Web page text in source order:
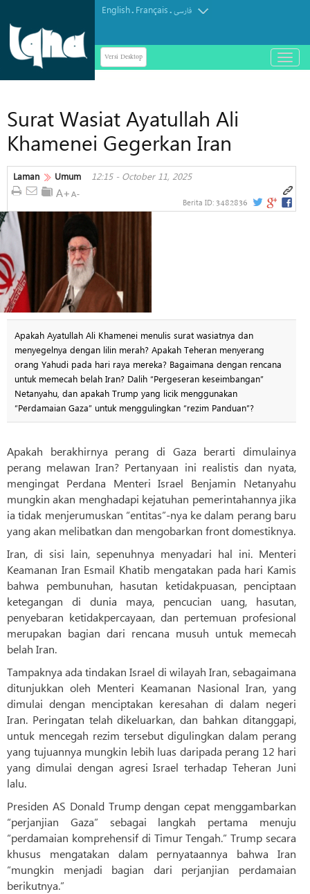
English. Français.فارسی
Versi Desktop
باز
و
Surat Wasiat Ayatullah Ali
Khamenei Gegerkan Iran
Laman Umum 12:15 - October 11, 2025
Berita ID: 3482836
Apakah Ayatullah Ali Khamenei menulis surat wasiatnya dan
menyegelnya dengan lilin merah? Apakah Teheran menyerang
orang Yahudi pada hari raya mereka? Bagaimana dengan rencana
untuk memecah belah Iran? Dalih “Pergeseran keseimbangan”
Netanyahu, dan apakah Trump yang licik menggunakan
“Perdamaian Gaza” untuk menggulingkan “rezim Panduan”?
Apakah berakhirnya perang di Gaza berarti dimulainya
perang melawan Iran? Pertanyaan ini realistis dan nyata,
mengingat Perdana Menteri Israel Benjamin Netanyahu
mungkin akan menghadapi kejatuhan pemerintahannya jika
ia tidak menjerumuskan “entitas”-nya ke dalam perang baru
yang akan melibatkan dan mengobarkan front domestiknya.
Iran, di sisi lain, sepenuhnya menyadari hal ini. Menteri
Keamanan Iran Esmail Khatib mengatakan pada hari Kamis
bahwa pembunuhan, hasutan ketidakpuasan, penciptaan
ketegangan di dunia maya, pencucian uang, hasutan,
penyebaran ketidakpercayaan, dan pertemuan profesional
merupakan bagian dari rencana musuh untuk memecah
belah Iran.
Tampaknya ada tindakan Israel di wilayah Iran, sebagaimana
ditunjukkan oleh Menteri Keamanan Nasional Iran, yang
dimulai dengan menciptakan keresahan di dalam negeri
Iran. Peringatan telah dikeluarkan, dan bahkan ditanggapi,
untuk mencegah rezim tersebut digulingkan dalam perang
yang tujuannya mungkin lebih luas daripada perang 12 hari
yang dimulai dengan agresi Israel terhadap Teheran Juni
lalu.
Presiden AS Donald Trump dengan cepat menggambarkan
“perjanjian Gaza” sebagai langkah pertama menuju
“perdamaian komprehensif di Timur Tengah.” Trump secara
khusus mengatakan dalam pernyataannya bahwa Iran
“mungkin menjadi bagian dari perjanjian perdamaian
berikutnya.”